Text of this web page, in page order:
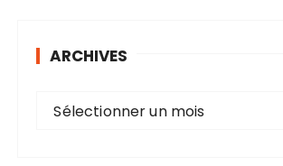
ARCHIVES
Sélectionner un mois